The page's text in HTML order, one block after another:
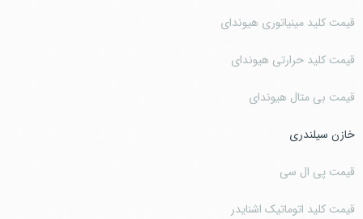
قیمت کلید مینیاتوری هیوندای
قیمت کلید حرارتی هیوندای
قیمت بی متال هیوندای
خازن سیلندری
قیمت پی ال سی
قیمت کلید اتوماتیک اشنایدر